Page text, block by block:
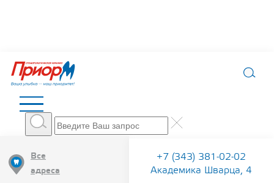
Все
адреса
+7 (343) 381-02-02
Академика Шварца, 4